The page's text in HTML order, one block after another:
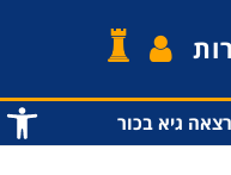
פתח גיא בכור